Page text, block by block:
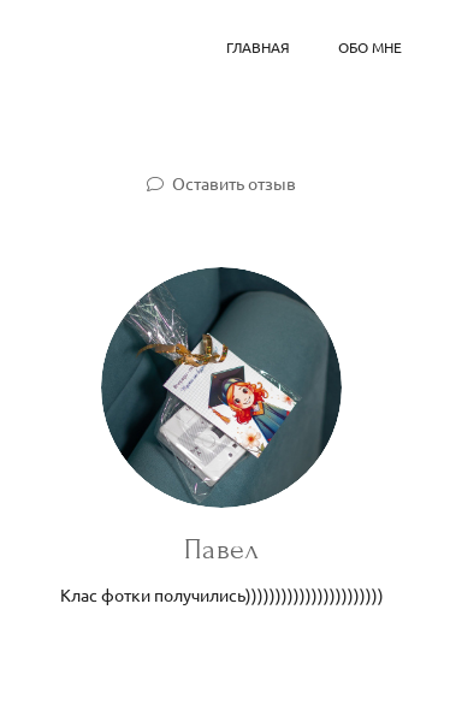
ГЛАВНАЯ ОБО МНЕ
Оставить отзыв
Павел
Клас фотки получились)))))))))))))))))))))))